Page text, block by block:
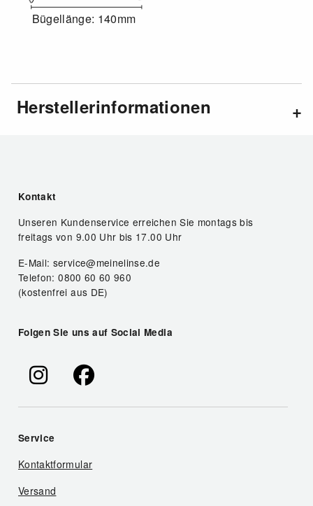
Bügellänge: 140mm
Herstellerinformationen
Kontakt
Unseren Kundenservice erreichen Sie montags bis
freitags von 9.00 Uhr bis 17.00 Uhr
E-Mail: service@meinelinse.de
Telefon: 0800 60 60 960
(kostenfrei aus DE)
Folgen Sie uns auf Social Media
Service
Kontaktformular
Versand